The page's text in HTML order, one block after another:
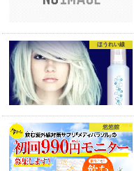
ほうれい線
悠悠館